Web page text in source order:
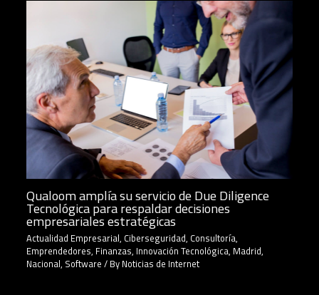
Qualoom amplía su servicio de Due Diligence
Tecnológica para respaldar decisiones
empresariales estratégicas
Actualidad Empresarial, Ciberseguridad, Consultoría,
Emprendedores, Finanzas, Innovación Tecnológica, Madrid,
Nacional, Software/ ByNoticias de Internet